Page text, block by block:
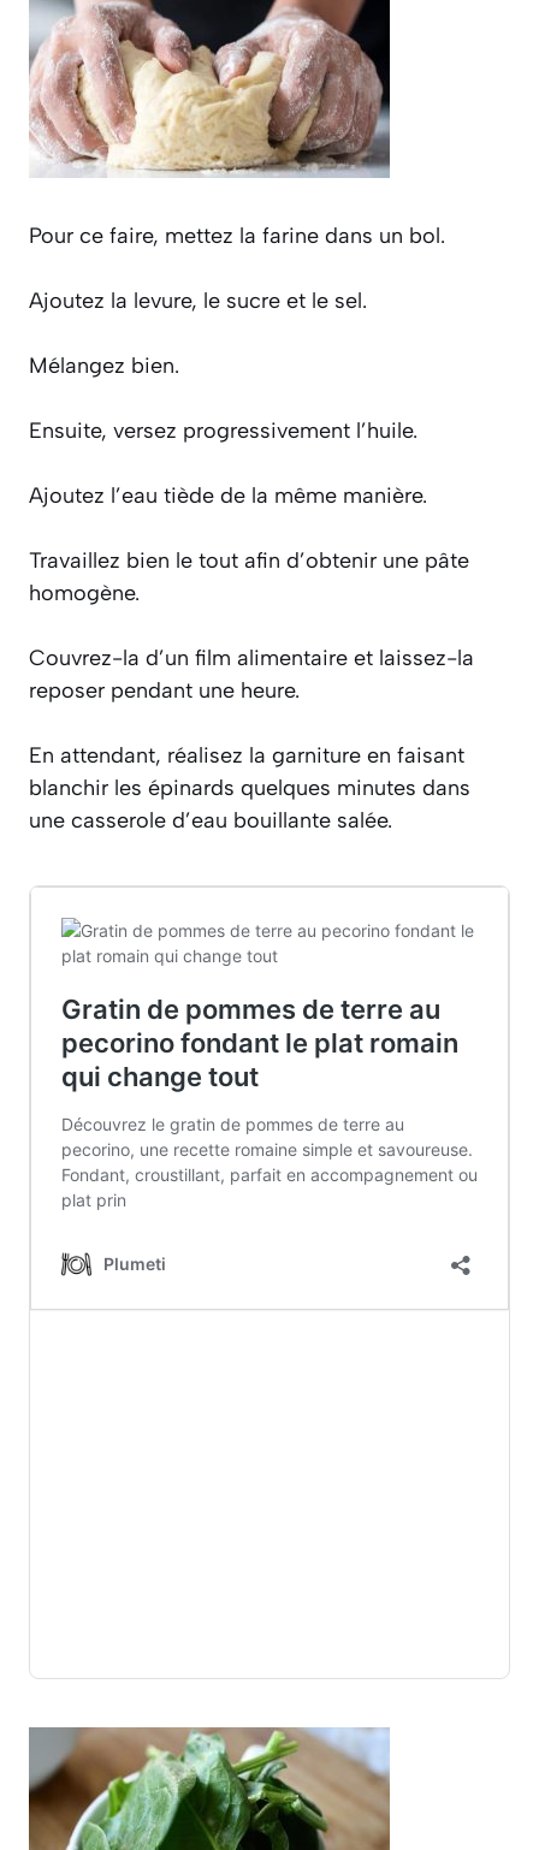
Pour ce faire, mettez la farine dans un bol.
Ajoutez la levure, le sucre et le sel.
Mélangez bien.
Ensuite, versez progressivement l’huile.
Ajoutez l’eau tiède de la même manière.
Travaillez bien le tout afin d’obtenir une pâte
homogène.
Couvrez-la d’un film alimentaire et laissez-la
reposer pendant une heure.
En attendant, réalisez la garniture en faisant
blanchir les épinards quelques minutes dans
une casserole d’eau bouillante salée.